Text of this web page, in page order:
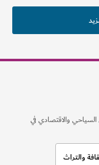
والاقتصادي في
والتراث